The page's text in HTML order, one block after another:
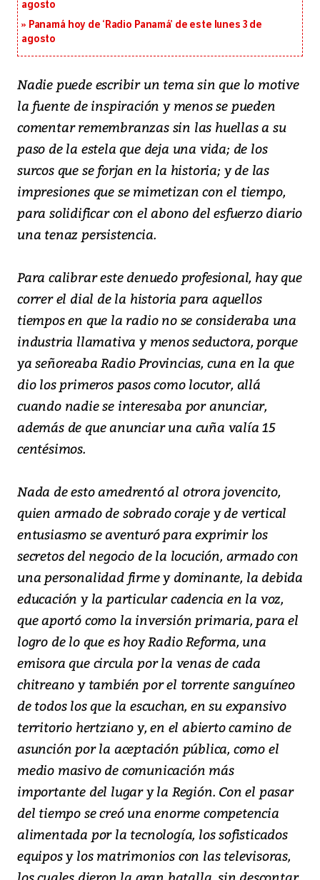
agosto
Panamá hoy de ‘Radio Panamá’ de este lunes 3 de
agosto
Nadie puede escribir un tema sin que lo motive
la fuente de inspiración y menos se pueden
comentar remembranzas sin las huellas a su
paso de la estela que deja una vida; de los
surcos que se forjan en la historia; y de las
impresiones que se mimetizan con el tiempo,
para solidificar con el abono del esfuerzo diario
una tenaz persistencia.
Para calibrar este denuedo profesional, hay que
correr el dial de la historia para aquellos
tiempos en que la radio no se consideraba una
industria llamativa y menos seductora, porque
ya señoreaba Radio Provincias, cuna en la que
dio los primeros pasos como locutor, allá
cuando nadie se interesaba por anunciar,
además de que anunciar una cuña valía 15
centésimos.
Nada de esto amedrentó al otrora jovencito,
quien armado de sobrado coraje y de vertical
entusiasmo se aventuró para exprimir los
secretos del negocio de la locución, armado con
una personalidad firme y dominante, la debida
educación y la particular cadencia en la voz,
que aportó como la inversión primaria, para el
logro de lo que es hoy Radio Reforma, una
emisora que circula por la venas de cada
chitreano y también por el torrente sanguíneo
de todos los que la escuchan, en su expansivo
territorio hertziano y, en el abierto camino de
asunción por la aceptación pública, como el
medio masivo de comunicación más
importante del lugar y la Región. Con el pasar
del tiempo se creó una enorme competencia
alimentada por la tecnología, los sofisticados
equipos y los matrimonios con las televisoras,